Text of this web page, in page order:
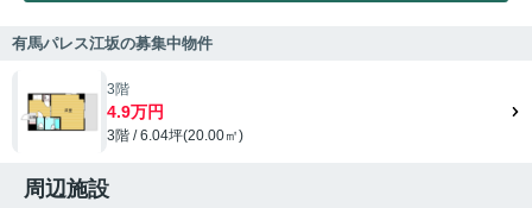
有馬パレス江坂の募集中物件
3階
4.9万円
3階 / 6.04坪(20.00㎡)
周辺施設